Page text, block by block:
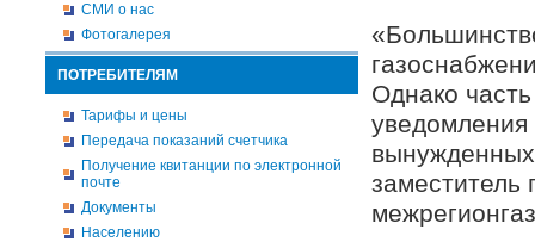
СМИ о нас
Фотогалерея
ПОТРЕБИТЕЛЯМ
Тарифы и цены
Передача показаний счетчика
Получение квитанции по электронной
почте
Документы
Населению
Однако
уведомления